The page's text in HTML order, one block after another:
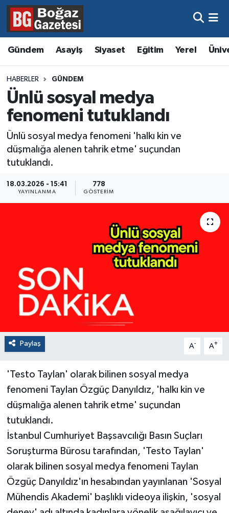
Gündem Asayiş Siyaset Eğitim Yerel
HABERLER GÜNDEM
Ünlü sosyal medya
fenomeni tutuklandı
Ünlü sosyal medya fenomeni 'halkı kin ve
düşmalığa alenen tahrik etme' suçundan
tutuklandı.
18.03.2026 - 15:41
YAYINLANMA
778
GÖSTERIM
Paylaş A- A+
'Testo Taylan' olarak bilinen sosyal medya
fenomeni Taylan Özgüç Danyıldız, 'halkı kin ve
düşmalığa alenen tahrik etme' suçundan
tutuklandı.
İstanbul Cumhuriyet Başsavcılığı Basın Suçları
Soruşturma Bürosu tarafından, 'Testo Taylan'
olarak bilinen sosyal medya fenomeni Taylan
Özgüç Danyıldız'ın hesabından yayınlanan 'Sosyal
Mühendis Akademi' başlıklı videoya ilişkin, 'sosyal
Asayiş
Eğitim
Ekonomi
Gündem
Kültür ve Sanat
Resmi İlanlar
Hava Durumu
Trafik Durumu
Süper Lig Puan Durumu ve Fikstür
Tüm Manşetler
Son Dakika Haberleri